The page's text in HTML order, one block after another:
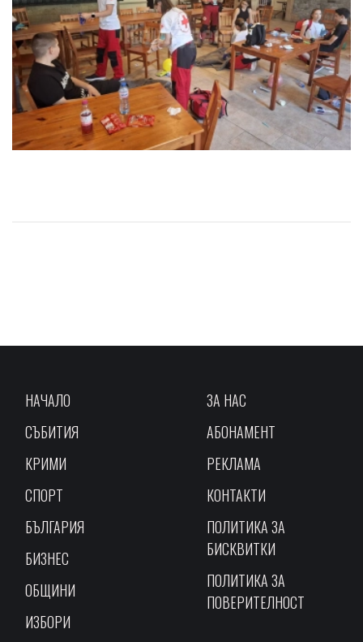
НАЧАЛО
СЪБИТИЯ
КРИМИ
СПОРТ
БЪЛГАРИЯ
БИЗНЕС
ОБЩИНИ
ИЗБОРИ
ЗА НАС
АБОНАМЕНТ
РЕКЛАМА
КОНТАКТИ
ПОЛИТИКА ЗА
БИСКВИТКИ
ПОЛИТИКА ЗА
ПОВЕРИТЕЛНОСТ